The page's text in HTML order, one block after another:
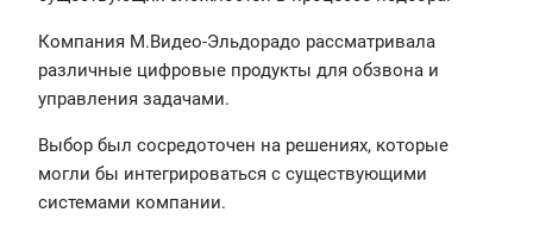
Компания М.Видео-Эльдорадо рассматривала
различные цифровые продукты для обзвона и
управления задачами.
Выбор был сосредоточен на решениях, которые
могли бы интегрироваться с существующими
системами компании.